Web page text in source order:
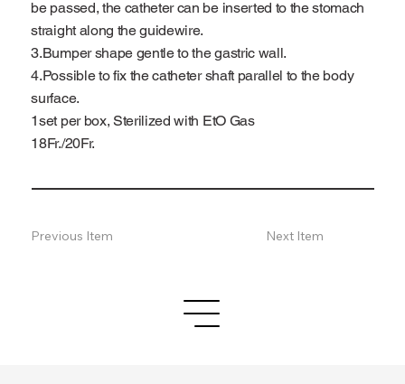
be passed, the catheter can be inserted to the stomach
straight along the guidewire.
3.Bumper shape gentle to the gastric wall.
4.Possible to fix the catheter shaft parallel to the body
surface.
1set per box, Sterilized with EtO Gas
18Fr./20Fr.
Previous Item Next Item